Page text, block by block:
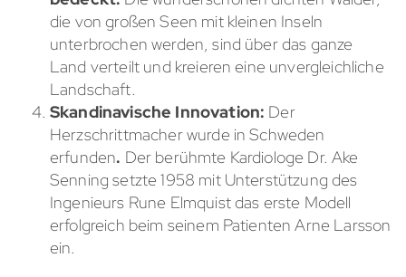
die von großen Seen mit kleinen Inseln
unterbrochen werden, sind über das ganze
Land verteilt und kreieren eine unvergleichliche
Landschaft.
Skandinavische Innovation: Der
Herzschrittmacher wurde in Schweden
erfunden. Der berühmte Kardiologe Dr. Ake
Senning setzte 1958 mit Unterstützung des
Ingenieurs Rune Elmquist das erste Modell
erfolgreich beim seinem Patienten Arne Larsson
ein.